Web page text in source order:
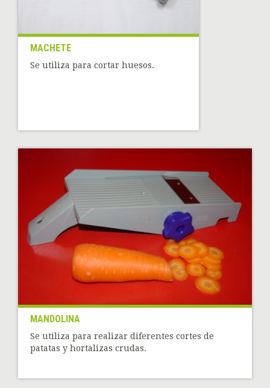
MACHETE
Se utiliza para cortar huesos.
MANDOLINA
Se utiliza para realizar diferentes cortes de
patatas y hortalizas crudas.